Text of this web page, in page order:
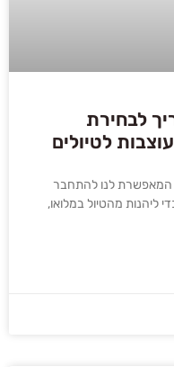
לבחירת
לטיולים
המאפשרת לנו להתחבר
ליהנות מהטיול במלואו,